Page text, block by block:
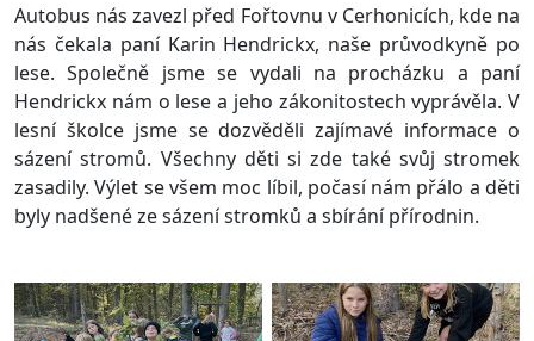
Autobus nás zavezl před Fořtovnu v Cerhonicích, kde na
nás čekala paní Karin Hendrickx, naše průvodkyně po
lese. Společně jsme se vydali na procházku a paní
Hendrickx nám o lese a jeho zákonitostech vyprávěla. V
lesní školce jsme se dozvěděli zajímavé informace o
sázení stromů. Všechny děti si zde také svůj stromek
zasadily. Výlet se všem moc líbil, počasí nám přálo a děti
byly nadšené ze sázení stromků a sbírání přírodnin.